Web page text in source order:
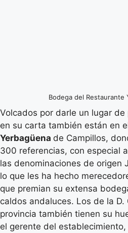
Bodega del Restaurante
Volcados por darle un lugar
en su carta también están en
Yerbagüena de Campillos,
300 referencias, con especial
las denominaciones de origen
lo que les ha hecho
que premian su extensa
caldos andaluces. Los de la D.
provincia también tienen su
el gerente del establecimiento,